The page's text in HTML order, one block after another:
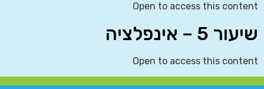
Open to access this content
שיעור 5 – אינפלציה
Open to access this content